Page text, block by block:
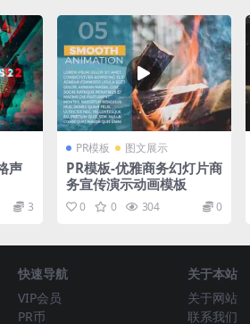
声
3
PR模板 图文展示
PR模板-优雅商务幻灯片商
务宣传演示动画模板
0 0 304 0
快速导航
VIP会员
PR币
关于本站
关于网站
联系我们